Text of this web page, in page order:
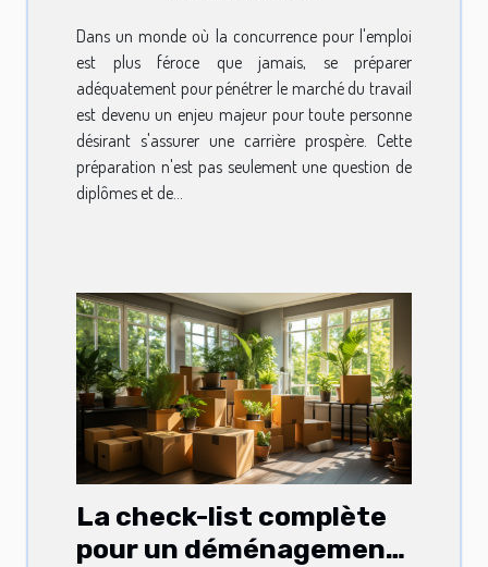
Dans un monde où la concurrence pour l'emploi
est plus féroce que jamais, se préparer
adéquatement pour pénétrer le marché du travail
est devenu un enjeu majeur pour toute personne
désirant s'assurer une carrière prospère. Cette
préparation n'est pas seulement une question de
diplômes et de...
La check-list complète
pour un déménagement